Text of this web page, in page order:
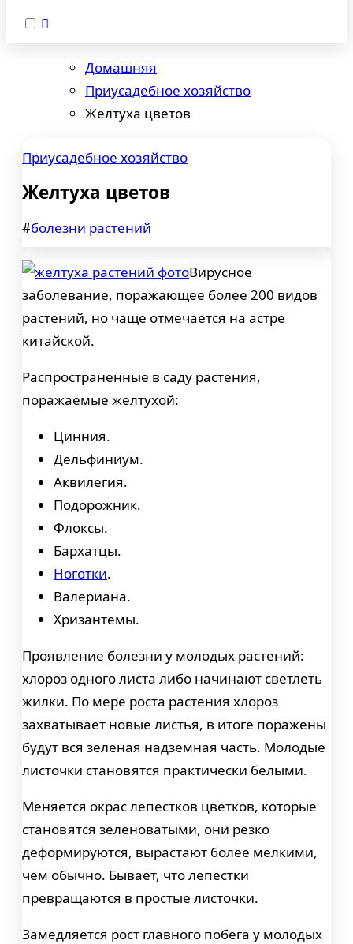
Домашняя
Приусадебное хозяйство
Желтуха цветов
Приусадебное хозяйство
Желтуха цветов
#болезни растений
Вирусное
заболевание, поражающее более 200 видов
растений, но чаще отмечается на астре
китайской.
Распространенные в саду растения,
поражаемые желтухой:
Цинния.
Дельфиниум.
Аквилегия.
Подорожник.
Флоксы.
Бархатцы.
Ноготки.
Валериана.
Хризантемы.
Проявление болезни у молодых растений:
хлороз одного листа либо начинают светлеть
жилки. По мере роста растения хлороз
захватывает новые листья, в итоге поражены
будут вся зеленая надземная часть. Молодые
листочки становятся практически белыми.
Меняется окрас лепестков цветков, которые
становятся зеленоватыми, они резко
деформируются, вырастают более мелкими,
чем обычно. Бывает, что лепестки
превращаются в простые листочки.
Замедляется рост главного побега у молодых